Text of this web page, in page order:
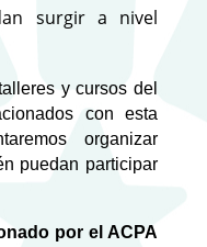
surgir a nivel
y cursos del
con esta
organizar
puedan participar
por el ACPA